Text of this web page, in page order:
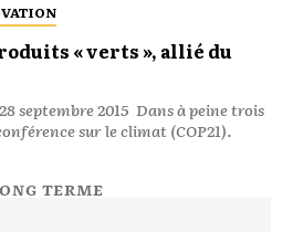
« verts », allié du
2015 Dans à peine trois
sur le climat (COP21).
TERME